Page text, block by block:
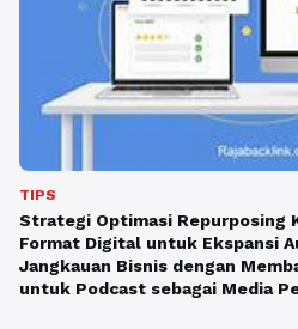
TIPS
Strategi Optimasi Repurposing
Format Digital untuk Ekspansi
Jangkauan Bisnis dengan
untuk Podcast sebagai Media